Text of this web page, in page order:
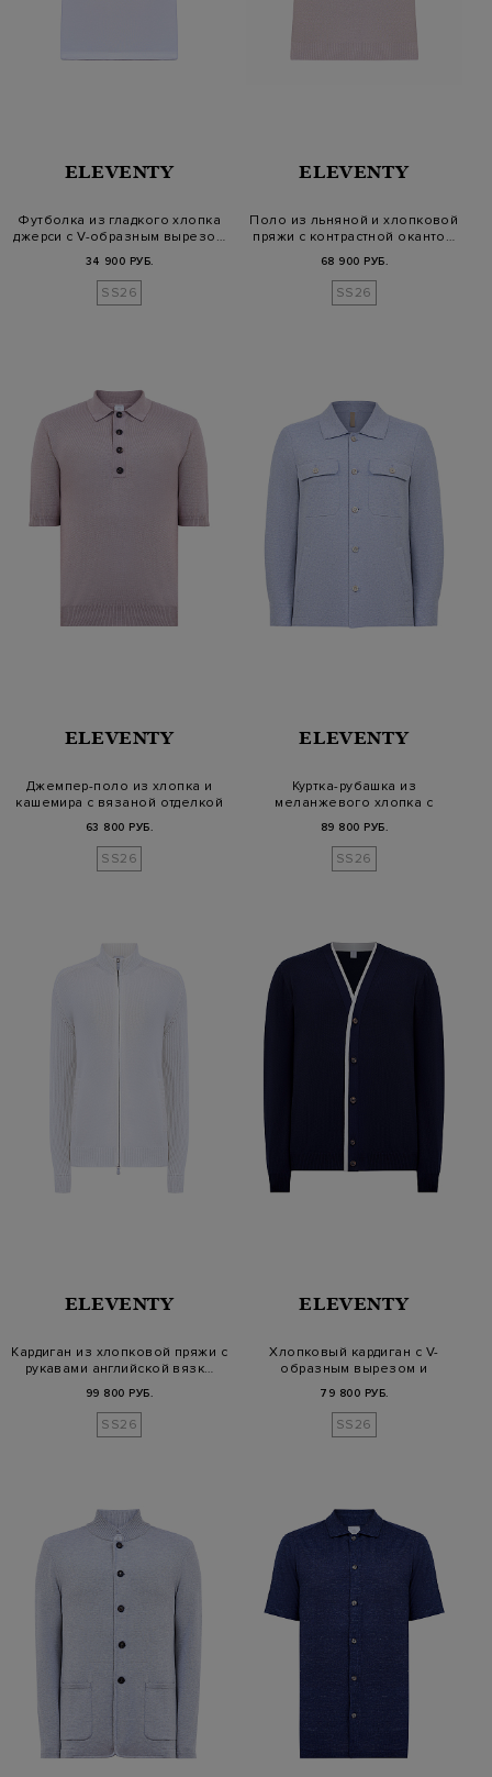
ELEVENTY
Футболка из гладкого хлопка
джерси с V-образным вырезо…
34 900 РУБ.
SS26
ELEVENTY
Поло из льняной и хлопковой
пряжи с контрастной оканто…
68 900 РУБ.
SS26
ELEVENTY
Джемпер-поло из хлопка и
кашемира с вязаной отделкой
63 800 РУБ.
SS26
ELEVENTY
Куртка-рубашка из
меланжевого хлопка с
89 800 РУБ.
SS26
ELEVENTY
Кардиган из хлопковой пряжи с
рукавами английской вязк…
99 800 РУБ.
SS26
ELEVENTY
Хлопковый кардиган с V-
образным вырезом и
79 800 РУБ.
SS26